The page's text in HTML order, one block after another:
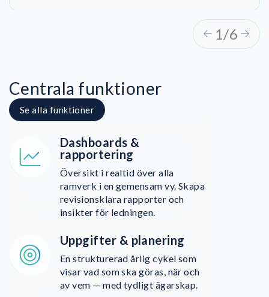
Morten Abildgaard, CEO, Viborg varme
1/6
Centrala funktioner
Se alla funktioner
Dashboards &
rapportering
Översikt i realtid över alla
ramverk i en gemensam vy. Skapa
revisionsklara rapporter och
insikter för ledningen.
Uppgifter & planering
En strukturerad årlig cykel som
visar vad som ska göras, när och
av vem — med tydligt ägarskap.